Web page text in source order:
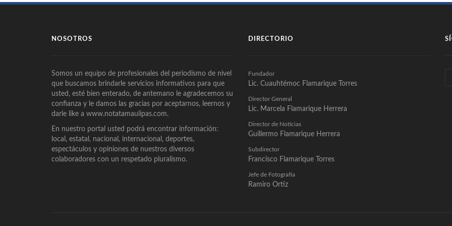
NOSOTROS
Somos un equipo de profesionales del periodismo de nivel
que buscamos brindarle servicios informativos para que
usted, esté bien enterado, de antemano le agradecemos su
confianza y le damos las gracias por aceptarnos, leernos y
darle like a www.notatamaulipas.com.
En nuestro portal usted podrá encontrar información:
local, estatal, nacional, internacional, deportes,
espectáculos y opiniones de nuestros diversos
colaboradores con un respetado pluralismo.
DIRECTORIO
Fundador
Lic. Cuauhtémoc Flamarique Torres
Director General
Lic. Marcela Flamarique Herrera
Director de Noticias
Guillermo Flamarique Herrera
Subdirector
Francisco Flamarique Torres
Jefe de Fotografía
Ramiro Ortíz